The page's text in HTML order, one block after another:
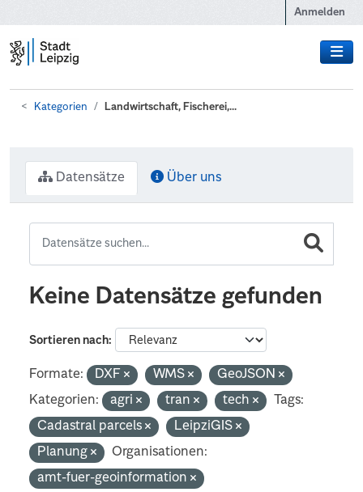
Anmelden
Kategorien Landwirtschaft, Fischerei,...
Datensätze Über uns
Keine Datensätze gefunden
Sortieren nach
Formate: DXF WMS
GeoJSON
Kategorien:
agri tran tech
Tags:
Cadastral parcels
LeipziGIS
Planung
Organisationen:
amt-fuer-geoinformation